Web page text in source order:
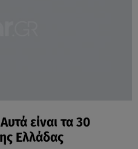
είναι τα 30
Ελλάδας